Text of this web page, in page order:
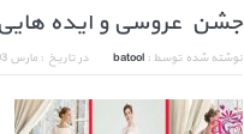
جشن عروسی و ایده
نوشته شده توسط : batool در تاریخ : مارس 03, 2020